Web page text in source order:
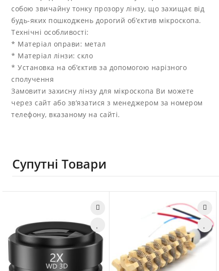
собою звичайну тонку прозору лінзу, що захищає від
будь-яких пошкоджень дорогий об’єктив мікроскопа.
Технічні особливості:
* Матеріал оправи: метал
* Матеріал лінзи: скло
* Установка на об’єктив за допомогою нарізного
сполучення
Замовити захисну лінзу для мікроскопа Ви можете
через сайт або зв’язатися з менеджером за номером
телефону, вказаному на сайті.
Супутні Товари